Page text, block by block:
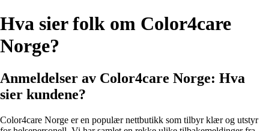
Hva sier folk om Color4care
Norge?
Anmeldelser av Color4care Norge: Hva
sier kundene?
Color4care Norge er en populær nettbutikk som tilbyr klær og utstyr